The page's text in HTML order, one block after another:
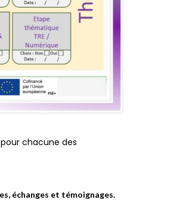
chacune des
échanges et témoignages.